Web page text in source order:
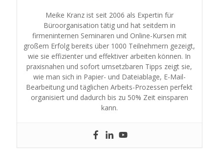
Meike Kranz ist seit 2006 als Expertin für
Büroorganisation tätig und hat seitdem in
firmeninternen Seminaren und Online-Kursen mit
großem Erfolg bereits über 1000 Teilnehmern gezeigt,
wie sie effizienter und effektiver arbeiten können. In
praxisnahen und sofort umsetzbaren Tipps zeigt sie,
wie man sich in Papier- und Dateiablage, E-Mail-
Bearbeitung und täglichen Arbeits-Prozessen perfekt
organisiert und dadurch bis zu 50% Zeit einsparen
kann.